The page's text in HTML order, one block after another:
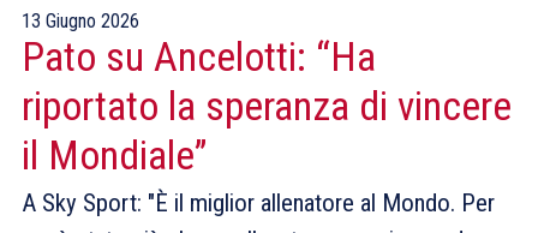
13 Giugno 2026
Pato su Ancelotti: “Ha
riportato la speranza di vincere
il Mondiale”
A Sky Sport: "È il miglior allenatore al Mondo. Per